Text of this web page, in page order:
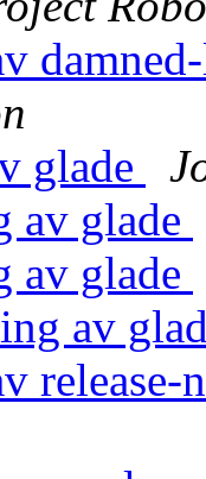
glade
av glade
av glade
av